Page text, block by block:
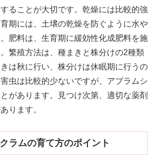
ることが大切です。乾燥には比較的強
期には、土壌の乾燥を防ぐように水や
肥料は、生育期に緩効性化成肥料を施
繁殖方法は、種まきと株分けの2種類
は秋に行い、株分けは休眠期に行うの
虫は比較的少ないですが、アブラムシ
があります。見つけ次第、適切な薬剤
ります。
ラムの育て方のポイント